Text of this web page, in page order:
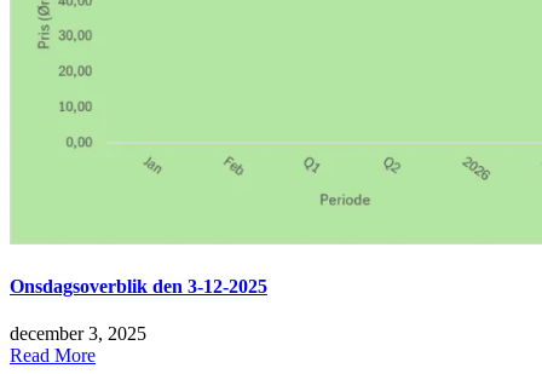
Onsdagsoverblik den 3-12-2025
december 3, 2025
Read More